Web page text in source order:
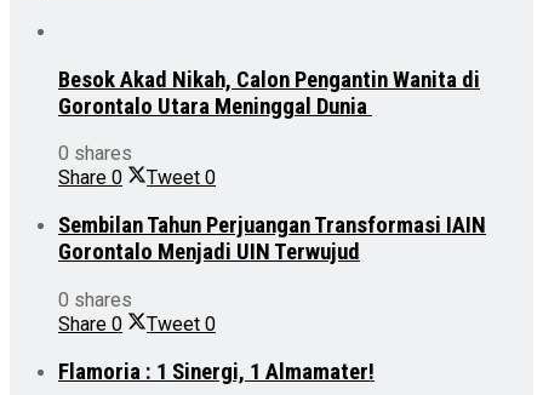
Besok Akad Nikah, Calon Pengantin Wanita di
Gorontalo Utara Meninggal Dunia
0 shares
Share 0 Tweet 0
Sembilan Tahun Perjuangan Transformasi IAIN
Gorontalo Menjadi UIN Terwujud
0 shares
Share 0 Tweet 0
Flamoria : 1 Sinergi, 1 Almamater!